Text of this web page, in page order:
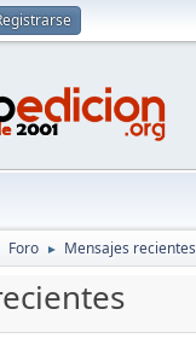
Foro ► Mensajes recientes